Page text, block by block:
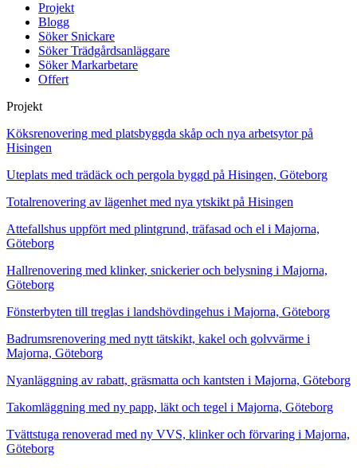
Projekt
Blogg
Söker Snickare
Söker Trädgårdsanläggare
Söker Markarbetare
Offert
Projekt
Köksrenovering med platsbyggda skåp och nya arbetsytor på
Hisingen
Uteplats med trädäck och pergola byggd på Hisingen, Göteborg
Totalrenovering av lägenhet med nya ytskikt på Hisingen
Attefallshus uppfört med plintgrund, träfasad och el i Majorna,
Göteborg
Hallrenovering med klinker, snickerier och belysning i Majorna,
Göteborg
Fönsterbyten till treglas i landshövdingehus i Majorna, Göteborg
Badrumsrenovering med nytt tätskikt, kakel och golvvärme i
Majorna, Göteborg
Nyanläggning av rabatt, gräsmatta och kantsten i Majorna, Göteborg
Takomläggning med ny papp, läkt och tegel i Majorna, Göteborg
Tvättstuga renoverad med ny VVS, klinker och förvaring i Majorna,
Göteborg